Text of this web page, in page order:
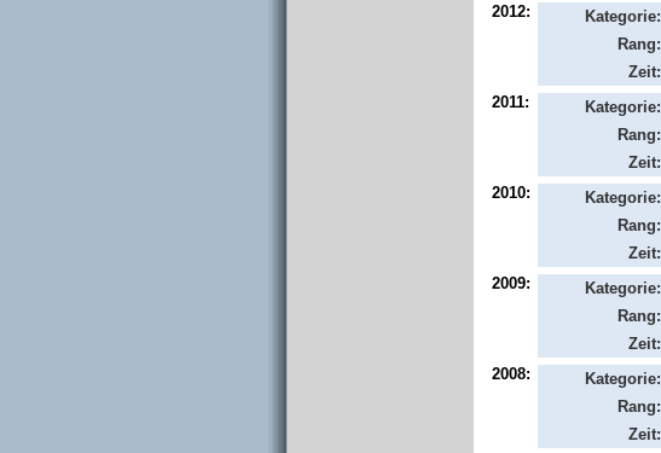
2012:
Kategorie:
Rang:
Zeit:
2011:
Kategorie:
Rang:
Zeit:
2010:
Kategorie:
Rang:
Zeit:
2009:
Kategorie:
Rang:
Zeit:
2008:
Kategorie:
Rang:
Zeit: